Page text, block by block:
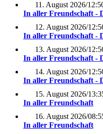
11. August 2026/
In aller Freundschaft -
12. August 2026/
In aller Freundschaft -
13. August 2026/
In aller Freundschaft -
14. August 2026/
In aller Freundschaft -
15. August 2026/
In aller Freundschaft
16. August 2026/
In aller Freundschaft